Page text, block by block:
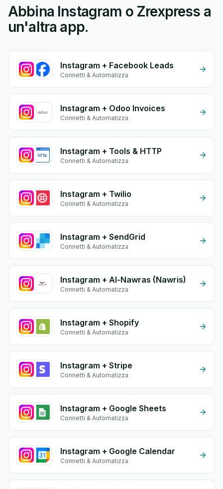
Abbina Instagram o Zrexpress a
un'altra app.
Instagram + Facebook Leads
Connetti & Automatizza
Instagram + Odoo Invoices
Connetti & Automatizza
Instagram + Tools & HTTP
Connetti & Automatizza
Instagram + Twilio
Connetti & Automatizza
Instagram + SendGrid
Connetti & Automatizza
Instagram + Al-Nawras (Nawris)
Connetti & Automatizza
Instagram + Shopify
Connetti & Automatizza
Instagram + Stripe
Connetti & Automatizza
Instagram + Google Sheets
Connetti & Automatizza
Instagram + Google Calendar
Connetti & Automatizza